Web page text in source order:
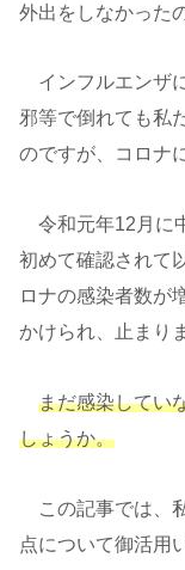
外出をしなかった
インフルエンザ
邪等で倒れても私
のですが、コロナ
令和元年12月に
初めて確認されて
ロナの感染者数が
かけられ、止まり
まだ感染してい
しょうか。
この記事では、
点について御活用